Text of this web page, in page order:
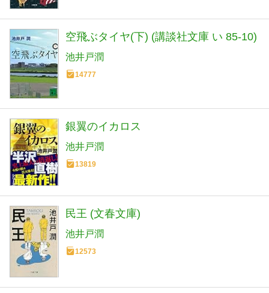
空飛ぶタイヤ(下) (講談社文庫 い 85-10)
池井戸潤
14777
銀翼のイカロス
池井戸潤
13819
民王 (文春文庫)
池井戸潤
12573